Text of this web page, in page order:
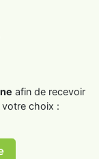
afin de recevoir
votre choix :